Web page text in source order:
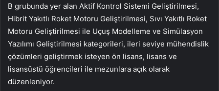
B grubunda yer alan Aktif Kontrol Sistemi Geliştirilmesi,
Hibrit Yakıtlı Roket Motoru Geliştirilmesi, Sıvı Yakıtlı Roket
Motoru Geliştirilmesi ile Uçuş Modelleme ve Simülasyon
Yazılımı Geliştirilmesi kategorileri, ileri seviye mühendislik
çözümleri geliştirmek isteyen ön lisans, lisans ve
lisansüstü öğrencileri ile mezunlara açık olarak
düzenleniyor.